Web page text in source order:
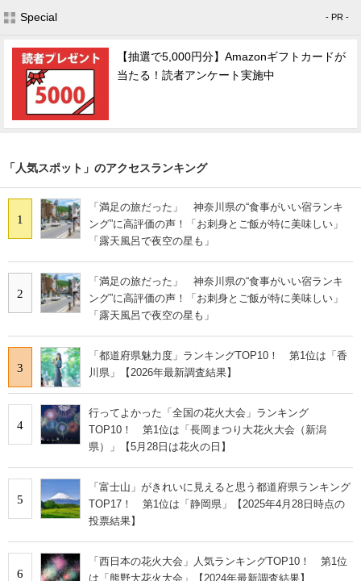
Special - PR -
【抽選で5,000円分】Amazonギフトカードが
当たる！読者アンケート実施中
「人気スポット」のアクセスランキング
1
「満足の旅だった」 神奈川県の“食事がいい宿ランキ
ング”に高評価の声！「お刺身とご飯が特に美味しい」
「露天風呂で夜空の星も」
2
「満足の旅だった」 神奈川県の“食事がいい宿ランキ
ング”に高評価の声！「お刺身とご飯が特に美味しい」
「露天風呂で夜空の星も」
3
「都道府県魅力度」ランキングTOP10！ 第1位は「香
川県」【2026年最新調査結果】
4
行ってよかった「全国の花火大会」ランキング
TOP10！ 第1位は「長岡まつり大花火大会（新潟
県）」【5月28日は花火の日】
5
「富士山」がきれいに見えると思う都道府県ランキング
TOP17！ 第1位は「静岡県」【2025年4月28日時点の
投票結果】
6
「西日本の花火大会」人気ランキングTOP10！ 第1位
は「熊野大花火大会」【2024年最新調査結果】